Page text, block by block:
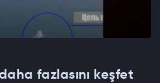
fazlasını keşfet